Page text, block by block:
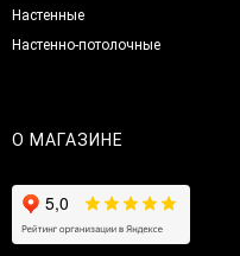
Настенные
Настенно-потолочные
О МАГАЗИНЕ